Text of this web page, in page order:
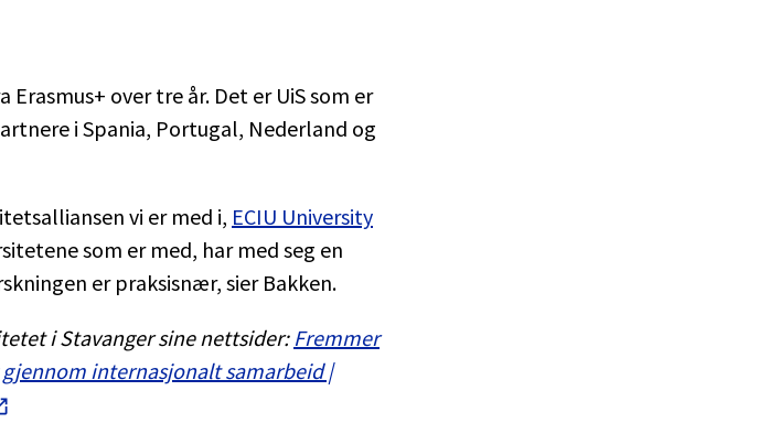
over tre år. Det er UiS som er
i Spania, Portugal, Nederland og
vi er med i, ECIU University
som er med, har med seg en
er praksisnær, sier Bakken.
i Stavanger sine nettsider: Fremmer
internasjonalt samarbeid |